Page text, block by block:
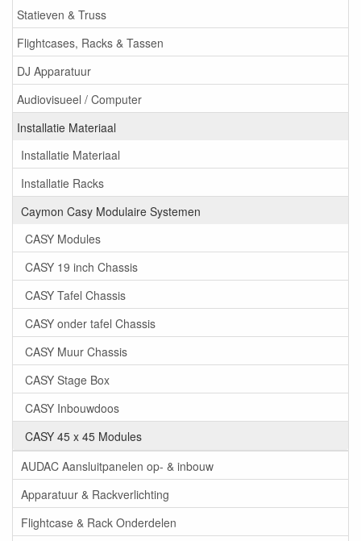
Statieven & Truss
Flightcases, Racks & Tassen
DJ Apparatuur
Audiovisueel / Computer
Installatie Materiaal
Installatie Materiaal
Installatie Racks
Caymon Casy Modulaire Systemen
CASY Modules
CASY 19 inch Chassis
CASY Tafel Chassis
CASY onder tafel Chassis
CASY Muur Chassis
CASY Stage Box
CASY Inbouwdoos
CASY 45 x 45 Modules
AUDAC Aansluitpanelen op- & inbouw
Apparatuur & Rackverlichting
Flightcase & Rack Onderdelen